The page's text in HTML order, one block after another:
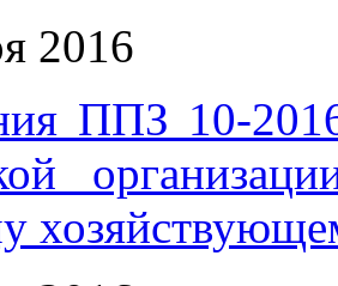
2016
ППЗ 10-